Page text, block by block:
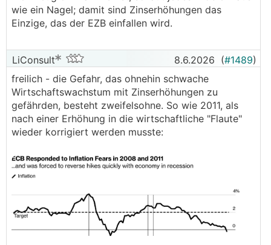
wie ein Nagel; damit sind Zinserhöhungen das
Einzige, das der EZB einfallen wird.
LiConsult 8.6.2026 (#1489)
freilich - die Gefahr, das ohnehin schwache
Wirtschaftswachstum mit Zinserhöhungen zu
gefährden, besteht zweifelsohne. So wie 2011, als
nach einer Erhöhung in die wirtschaftliche "Flaute"
wieder korrigiert werden musste: